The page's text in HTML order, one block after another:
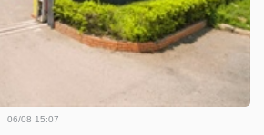
06/08 15:07